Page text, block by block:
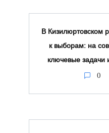
В Кизилюртовском
к выборам: на
ключевые задачи
0